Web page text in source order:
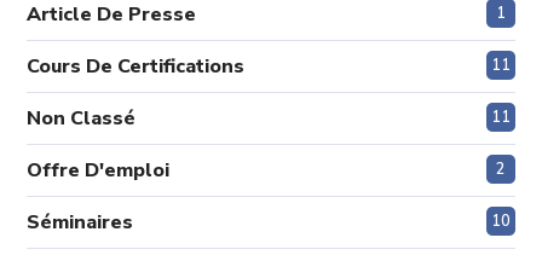
Article De Presse 1
Cours De Certifications 11
Non Classé 11
Offre D'emploi 2
Séminaires 10